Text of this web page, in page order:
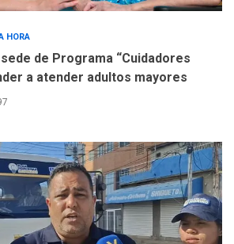
HORA
de Programa “Cuidadores
a atender adultos mayores